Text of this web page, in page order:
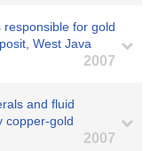
for gold
West Java
2007
and fluid
copper-gold
2007